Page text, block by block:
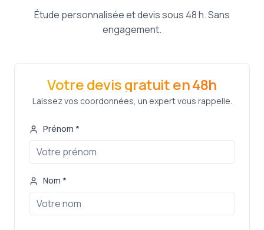
Étude personnalisée et devis sous 48 h. Sans
engagement.
Votre devis gratuit en 48h
Laissez vos coordonnées, un expert vous rappelle.
Prénom *
Nom *